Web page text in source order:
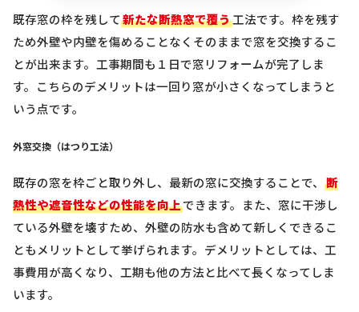
既存窓の枠を残して新たな断熱窓で覆う工法です。枠を残す
ため外壁や内壁を傷めることなくそのままで窓を交換するこ
とが出来ます。工事期間も１日で窓リフォームが完了しま
す。こちらのデメリットは一回り窓が小さくなってしまうと
いう点です。
外窓交換（はつり工法）
既存の窓を枠ごと取り外し、最新の窓に交換することで、 断
熱性や遮音性などの性能を向上できます。また、窓に干渉し
ている外壁を壊すため、外壁の防水も含めて新しくできるこ
ともメリットとして挙げられます。デメリットとしては、工
事費用が高くなり、工期も他の方法と比べて長くなってしま
います。